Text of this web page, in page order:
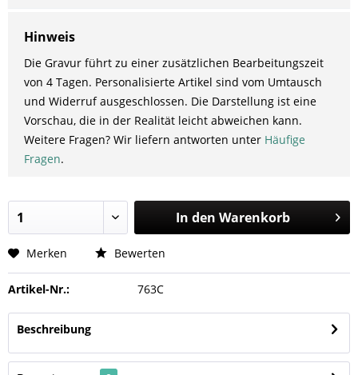
Hinweis
Die Gravur führt zu einer zusätzlichen Bearbeitungszeit
von 4 Tagen. Personalisierte Artikel sind vom Umtausch
und Widerruf ausgeschlossen. Die Darstellung ist eine
Vorschau, die in der Realität leicht abweichen kann.
Weitere Fragen? Wir liefern antworten unter Häufige
Fragen.
In den Warenkorb
Merken Bewerten
Artikel-Nr.: 763C
Beschreibung